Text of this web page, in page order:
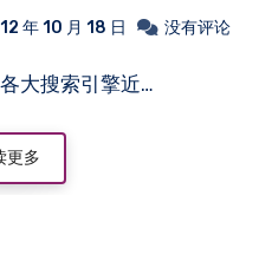
年 10 月 18 日 没有评论
各大搜索引擎近…
更多